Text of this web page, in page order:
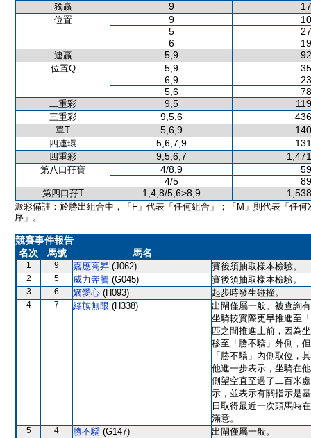
獨贏
9
位置 9
5
6
連贏 5,9
位置Q 5,9
6,9
5,6
二重彩 9,5
三重彩 9,5,6
單T 5,6,9
四連環 5,6,7,9
四重彩 9,5,6,7
第八口孖寶 4/8,9
4/5
第四口孖T 1,4,8/5,6>8,9
派彩備註：於勝出組合中，「F」代表「任何組合」；「M」則代表「任何
序」。
競賽事件報告
名次
馬號 馬名
1 9 嘉應高昇 (J062) 賽後須抽取樣本檢驗。
2 5 威力奔騰 (G045) 賽後須抽取樣本檢驗。
3 6 嫡愛心 (H093) 起步時發生碰撞。
4 7 綠族無限 (H338)
出閘僅屬一般。被查詢
坐騎較實際更早推進至
匹之間推進上前，因為
移至「勝不驕」外側，
「勝不驕」內側取位，
他進一步表示，坐騎在
側望空直至過了二百米
示，並表示有關指示是
日取得最近一次頭馬時
滿意。
5 4 勝不驕 (G147) 出閘僅屬一般。